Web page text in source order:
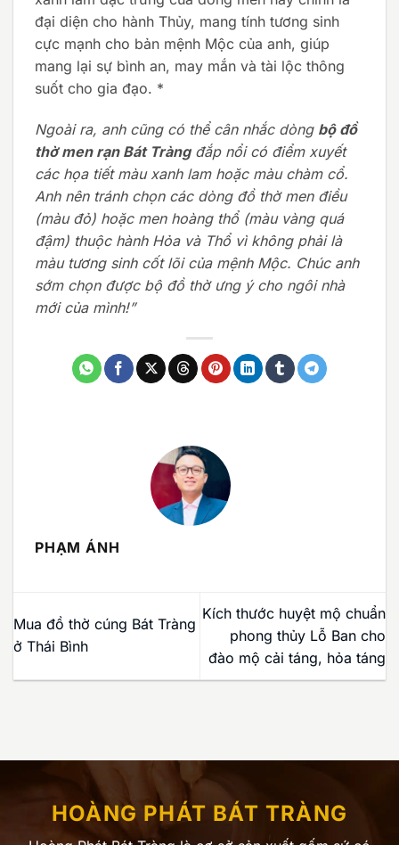
đại diện cho hành Thủy, mang tính tương sinh
cực mạnh cho bản mệnh Mộc của anh, giúp
mang lại sự bình an, may mắn và tài lộc thông
suốt cho gia đạo. *
Ngoài ra, anh cũng có thể cân nhắc dòng bộ đồ
thờ men rạn Bát Tràngđắp nổi có điểm xuyết
các họa tiết màu xanh lam hoặc màu chàm cổ.
Anh nên tránh chọn các dòng đồ thờ men điều
(màu đỏ) hoặc men hoàng thổ (màu vàng quá
đậm) thuộc hành Hỏa và Thổ vì không phải là
màu tương sinh cốt lõi của mệnh Mộc. Chúc anh
sớm chọn được bộ đồ thờ ưng ý cho ngôi nhà
mới của mình!”
PHẠM ÁNH
Mua đồ thờ cúng Bát Tràng
ở Thái Bình
Kích thước huyệt mộ chuẩn
phong thủy Lỗ Ban cho
đào mộ cải táng, hỏa táng
HOÀNG PHÁT BÁT TRÀNG